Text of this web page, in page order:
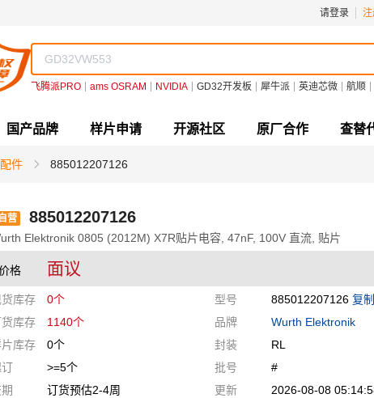
请登录
飞腾派PRO ams OSRAM NVIDIA GD32开发板 犀牛派 英迪芯微 航顺
国产品牌 样片申请 开源社区 原厂合作 查替
配件 885012207126
自营 885012207126
Elektronik 0805 (2012M) X7R贴片电容, 47nF, 100V 直流, 贴片
格 面议
库存
0个
库存
1140个
库存
0个
>=5个
订货预估2-4周
型号 885012207126 复制
品牌
Wurth Elektronik
封装
RL
批号
#
更新
2026-08-08